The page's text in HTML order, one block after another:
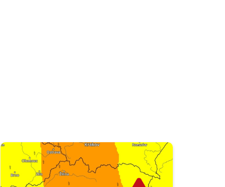
Výstrahy pre búrkami pre celé Slovensko. A búrka vás už